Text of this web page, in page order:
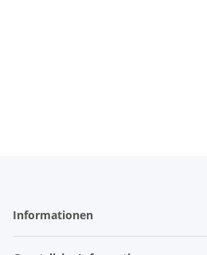
Informationen